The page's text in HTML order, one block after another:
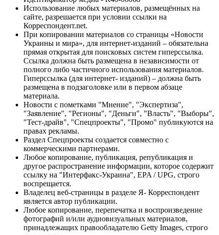
Использование любых материалов, размещённых на
сайте, разрешается при условии ссылки на
Корреспондент.net.
При копировании материалов со страницы «Новости
Украины и мира», для интернет-изданий – обязательна
прямая открытая для поисковых систем гиперссылка.
Ссылка должна быть размещена в независимости от
полного либо частичного использования материалов.
Гиперссылка (для интернет- изданий) – должна быть
размещена в подзаголовке или в первом абзаце
материала.
Новости с пометками "Мнение", "Экспертиза",
"Заявление", "Регионы", "Деньги", "Власть", "Выборы",
"Тест-драйв", "Спецпроекты", "Промо" публикуются на
правах рекламы.
Раздел Спецпроекты создается совместно с
коммерческими партнерами.
Любое копирование, публикация, републикация и
другое распространение информации, которое содержит
ссылку на "Интерфакс-Украина", EPA / UPG, строго
воспрещается.
Владелец веб-страницы в разделе Я- Корреспондент
является автор публикации.
Любое копирование, перепечатка и воспроизведение
фотографий и/или аудиовизуальных материалов,
принадлежащих правообладателю Getty Images, строго